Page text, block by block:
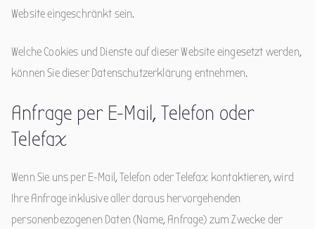
Website eingeschränkt sein.
Welche Cookies und Dienste auf dieser Website eingesetzt werden,
können Sie dieser Datenschutzerklärung entnehmen.
Anfrage per E-Mail, Telefon oder
Telefax
Wenn Sie uns per E-Mail, Telefon oder Telefax kontaktieren, wird
Ihre Anfrage inklusive aller daraus hervorgehenden
personenbezogenen Daten (Name, Anfrage) zum Zwecke der